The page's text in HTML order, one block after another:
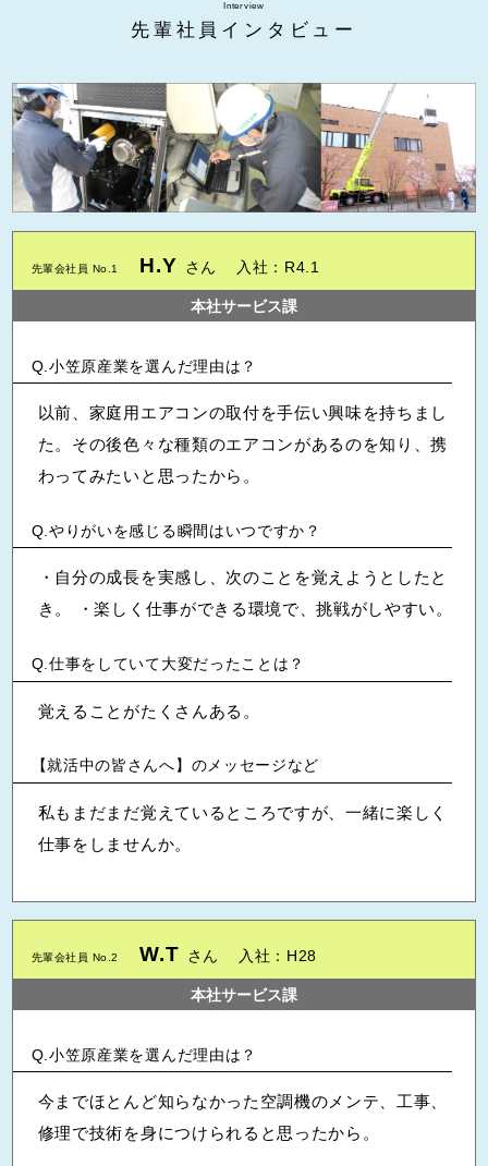
Interview
先輩社員インタビュー
先輩会社員 No.1 H.Y さん 入社：R4.1
本社サービス課
小笠原産業を選んだ理由は？
以前、家庭用エアコンの取付を手伝い興味を持ちまし
た。その後色々な種類のエアコンがあるのを知り、携
わってみたいと思ったから。
やりがいを感じる瞬間はいつですか？
・自分の成長を実感し、次のことを覚えようとしたと
き。 ・楽しく仕事ができる環境で、挑戦がしやすい。
仕事をしていて大変だったことは？
覚えることがたくさんある。
【就活中の皆さんへ】のメッセージなど
私もまだまだ覚えているところですが、一緒に楽しく
仕事をしませんか。
先輩会社員 No.2 W.T さん 入社：H28
本社サービス課
小笠原産業を選んだ理由は？
今までほとんど知らなかった空調機のメンテ、工事、
修理で技術を身につけられると思ったから。